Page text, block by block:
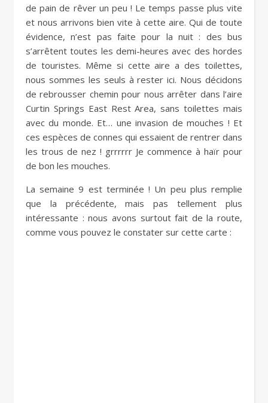
de pain de rêver un peu ! Le temps passe plus vite
et nous arrivons bien vite à cette aire. Qui de toute
évidence, n’est pas faite pour la nuit : des bus
s’arrêtent toutes les demi-heures avec des hordes
de touristes. Même si cette aire a des toilettes,
nous sommes les seuls à rester ici. Nous décidons
de rebrousser chemin pour nous arrêter dans l’aire
Curtin Springs East Rest Area, sans toilettes mais
avec du monde. Et… une invasion de mouches ! Et
ces espèces de connes qui essaient de rentrer dans
les trous de nez ! grrrrrr Je commence à haïr pour
de bon les mouches.
La semaine 9 est terminée ! Un peu plus remplie
que la précédente, mais pas tellement plus
intéressante : nous avons surtout fait de la route,
comme vous pouvez le constater sur cette carte :